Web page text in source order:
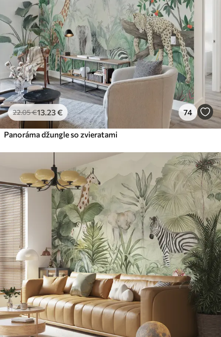
56.6734.00€ /m²
Prémiový vinyl
65.0039.00€/m²
Peel and Stick
81.6749.00€/m²
22.05€13 .23€ 74
Panoráma džungle so zvieratami